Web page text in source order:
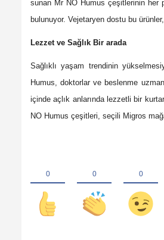
sunan Mr NO Humus çeşitlerinin her
bulunuyor. Vejetaryen dostu bu
Lezzet ve Sağlık Bir arada
Sağlıklı yaşam trendinin
Humus, doktorlar ve beslenme
içinde açlık anlarında lezzetli bir
NO Humus çeşitleri, seçili Migros